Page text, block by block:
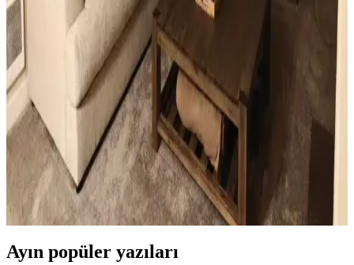
Ev Dekorasyonunda Küçük Dokunuşlarla
Mekanların Kişisel ve Estetik Dönüşümü
Ev dekorasyonunda aydınlatma, halı, sanat eserleri ve mobilya
uyumu gibi küçük ama etkili dokunuşlar, mekanların kişisel ve
estetik görünümünü önemli ölçüde değiştirir.
Küçük Oturma Odası Dekorasyonunda Denge ve
Katmanlama Teknikleriyle Alanı Genişletme
Küçük oturma odalarında perde, aydınlatma, mobilya ve dekorasyon
seçimleriyle denge ve katmanlama sağlanarak alan görsel olarak
genişletilir ve fonksiyonellik artırılır.
Ayın popüler yazıları